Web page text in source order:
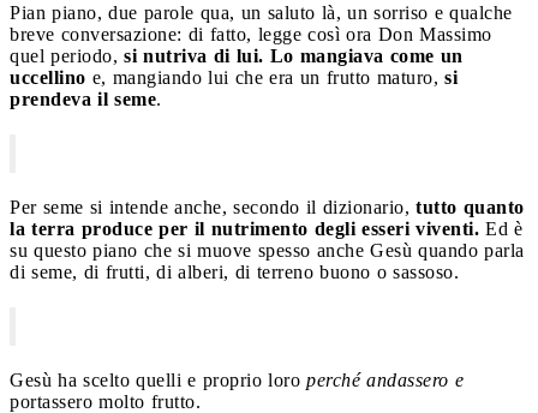
Pian piano, due parole qua, un saluto là, un sorriso e qualche
breve conversazione: di fatto, legge così ora Don Massimo
quel periodo, si nutriva di lui. Lo mangiava come un
uccellino e, mangiando lui che era un frutto maturo, si
prendeva il seme.
Per seme si intende anche, secondo il dizionario, tutto quanto
la terra produce per il nutrimento degli esseri viventi. Ed è
su questo piano che si muove spesso anche Gesù quando parla
di seme, di frutti, di alberi, di terreno buono o sassoso.
Gesù ha scelto quelli e proprio loro perché andassero e
portassero molto frutto.